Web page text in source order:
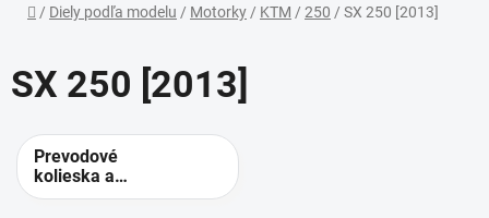
Domov
/ Diely podľa modelu / Motorky / KTM / 250 / SX 250 [2013]
SX 250 [2013]
Prevodové
kolieska a
rozety -